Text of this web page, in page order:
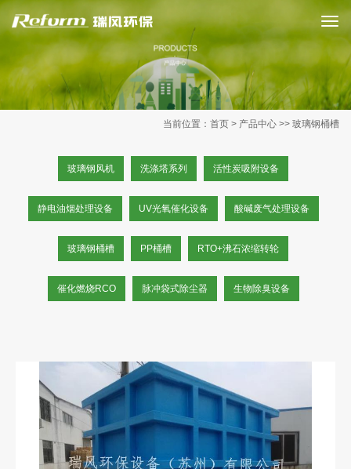
当前位置： 首页 > 产品中心 >> 玻璃钢桶槽
玻璃钢风机 洗涤塔系列 活性炭吸附设备
静电油烟处理设备 UV光氧催化设备 酸碱废气处理设备
玻璃钢桶槽 PP桶槽 RTO+沸石浓缩转轮
催化燃烧RCO 脉冲袋式除尘器 生物除臭设备